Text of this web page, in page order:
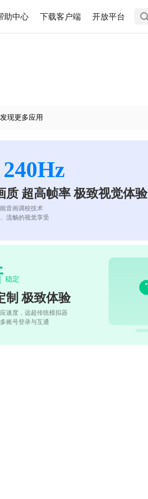
助中心 下载客户端 开放平台
现更多应用
质 超高帧率 极致视觉体验
音画调校技术
流畅的视觉享受
稳定
制 极致体验
速度，远超传统模拟器
账号登录与互通